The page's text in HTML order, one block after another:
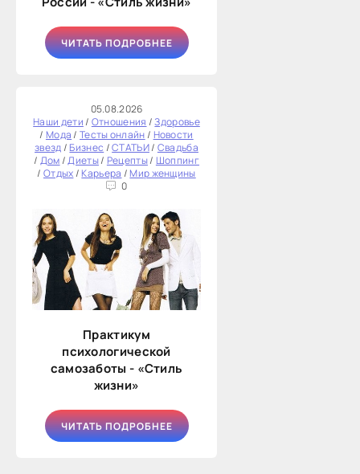
ЧИТАТЬ ПОДРОБНЕЕ
05.08.2026
Наши дети/ Отношения /Здоровье
/ Мода/Тесты онлайн/ Новости
звезд/Бизнес /СТАТЬИ/ Свадьба
/ Дом/Диеты/ Рецепты/ Шоппинг
/ Отдых/Карьера /Мир женщины
0
Практикум
психологической
самозаботы - «Стиль
жизни»
ЧИТАТЬ ПОДРОБНЕЕ